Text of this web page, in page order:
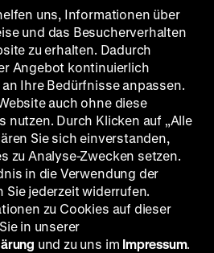
1970er Jahren zwar nur
Unterstützer fand. Der
zentralen Themen seines
A Simple Event, später
, vielleicht aber vor allem
dass es dabei nicht um die
Unschuld geht;
eine Perspektivverschiebung,
auf Gewaltverhältnisse
dem neunjährigen Michael,
zwischen Schule und
Wohnung verbringt. Seine
arbeitet und erst spät
sieht er kaum. Aber einmal
Zu dem Film inspiriert
uns, Informationen über
und das Besucherverhalten
zu erhalten. Dadurch
Angebot kontinuierlich
Ihre Bedürfnisse anpassen.
auch ohne diese
nutzen. Durch Klicken auf „Alle
Sie sich einverstanden,
zu Analyse-Zwecken setzen.
in die Verwendung der
Sie jederzeit widerrufen.
zu Cookies auf dieser
in unserer
und zu uns im Impressum.